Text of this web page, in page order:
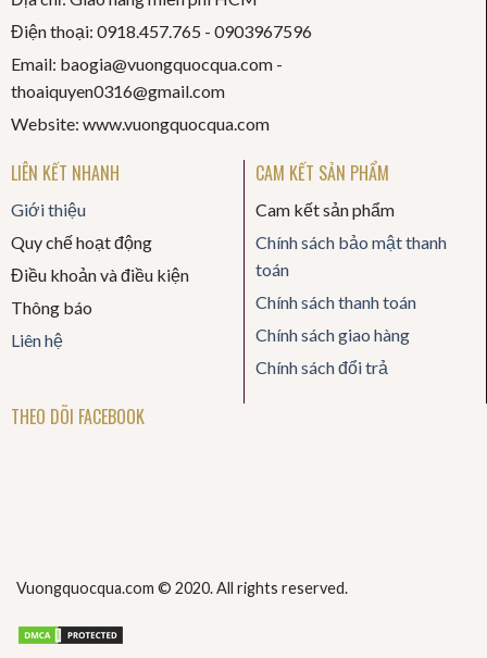
Điện thoại: 0918.457.765 - 0903967596
Email: baogia@vuongquocqua.com -
thoaiquyen0316@gmail.com
Website: www.vuongquocqua.com
LIÊN KẾT NHANH
Giới thiệu
Quy chế hoạt động
Điều khoản và điều kiện
Thông báo
Liên hệ
CAM KẾT SẢN PHẨM
Cam kết sản phẩm
Chính sách bảo mật thanh
toán
Chính sách thanh toán
Chính sách giao hàng
Chính sách đổi trả
THEO DÕI FACEBOOK
Vuongquocqua.com © 2020. All rights reserved.